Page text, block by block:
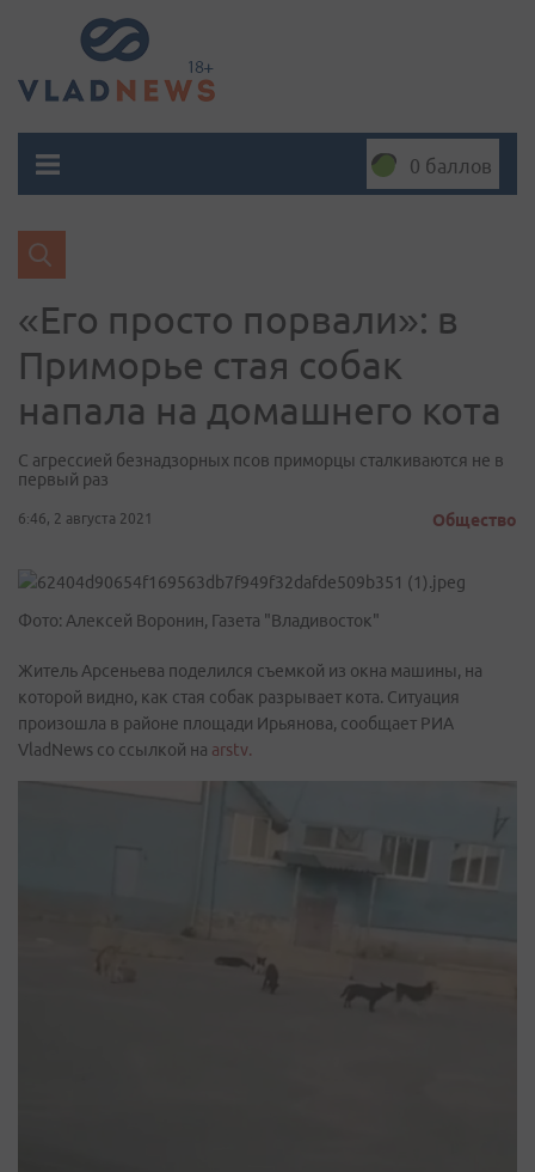
0 баллов
«Его просто порвали»: в
Приморье стая собак
напала на домашнего кота
С агрессией безнадзорных псов приморцы сталкиваются не в
первый раз
6:46, 2 августа 2021 Общество
Фото: Алексей Воронин, Газета "Владивосток"
Житель Арсеньева поделился съемкой из окна машины, на
которой видно, как стая собак разрывает кота. Ситуация
произошла в районе площади Ирьянова, сообщает РИА
VladNews со ссылкой на arstv.